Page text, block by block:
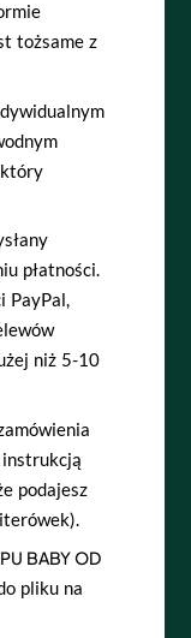
tożsame z
płatności.
PayPal,
niż 5-10
podajesz
BABY OD
pliku na